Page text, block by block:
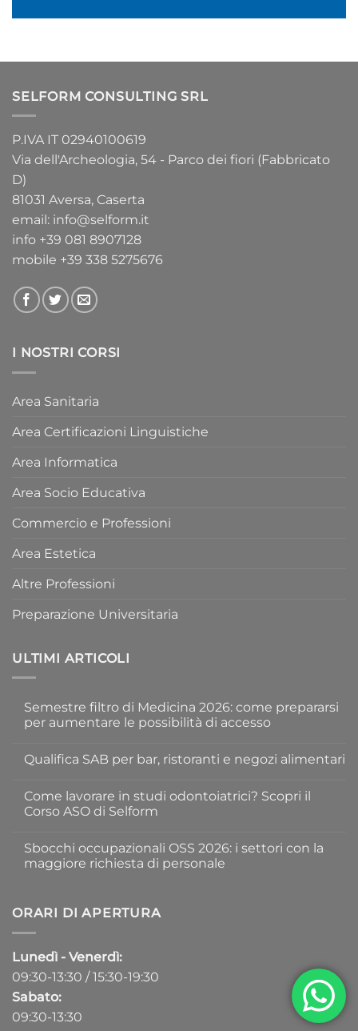
SELFORM CONSULTING SRL
P.IVA IT 02940100619
Via dell'Archeologia, 54 - Parco dei fiori (Fabbricato
D)
81031 Aversa, Caserta
email: info@selform.it
info +39 081 8907128
mobile +39 338 5275676
I NOSTRI CORSI
Area Sanitaria
Area Certificazioni Linguistiche
Area Informatica
Area Socio Educativa
Commercio e Professioni
Area Estetica
Altre Professioni
Preparazione Universitaria
ULTIMI ARTICOLI
Semestre filtro di Medicina 2026: come prepararsi
per aumentare le possibilità di accesso
su
Semestre
di
Medicina
2026:
per
aumentare
le
possibilità
Qualifica SAB per bar, ristoranti e negozi alimentari
su
Qualifica
SAB
ristoranti
e
negozi
Come lavorare in studi odontoiatrici? Scopri il
Corso ASO di Selform
su
Come
lavorare
Scopri
il
Corso
di
Selform
Sbocchi occupazionali OSS 2026: i settori con la
maggiore richiesta di personale
Sbocchi
occupazionali
OSS
i
settori
con
la
maggiore
richiesta
di
personale
ORARI DI APERTURA
Lunedì - Venerdì:
09:30-13:30 / 15:30-19:30
Sabato:
09:30-13:30